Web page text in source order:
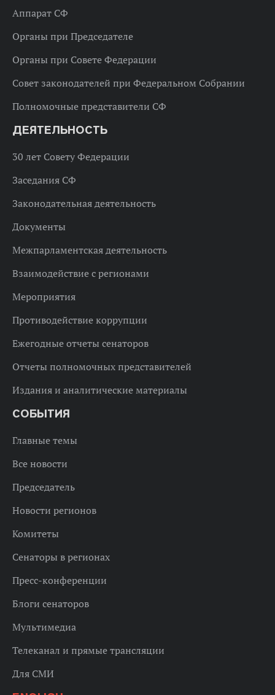
Аппарат СФ
Органы при Председателе
Органы при Совете Федерации
Совет законодателей при Федеральном Собрании
Полномочные представители СФ
ДЕЯТЕЛЬНОСТЬ
30 лет Совету Федерации
Заседания СФ
Законодательная деятельность
Документы
Межпарламентская деятельность
Взаимодействие с регионами
Мероприятия
Противодействие коррупции
Ежегодные отчеты сенаторов
Отчеты полномочных представителей
Издания и аналитические материалы
СОБЫТИЯ
Главные темы
Все новости
Председатель
Новости регионов
Комитеты
Сенаторы в регионах
Пресс-конференции
Блоги сенаторов
Мультимедиа
Телеканал и прямые трансляции
Для СМИ